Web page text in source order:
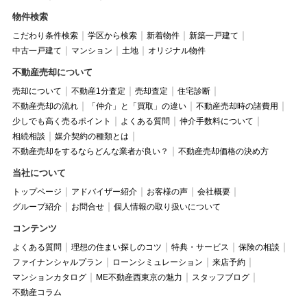
物件検索
こだわり条件検索 学区から検索 新着物件
新築一戸建て
中古一戸建て
マンション 土地 オリジナル物件
不動産売却について
売却について 不動産1分査定 売却査定
住宅診断
不動産売却の流れ
「仲介」と「買取」の違い
不動産売却時の諸費用
少しでも高く売るポイント
よくある質問
仲介手数料について
相続相談
媒介契約の種類とは
不動産売却をするならどんな業者が良い？
不動産売却価格の決め方
当社について
トップページ アドバイザー紹介 お客様の声
会社概要
グループ紹介
お問合せ 個人情報の取り扱いについて
コンテンツ
よくある質問 理想の住まい探しのコツ 特典・サービス
保険の相談
ファイナンシャルプラン
ローンシミュレーション
来店予約
マンションカタログ
ME不動産西東京の魅力
スタッフブログ
不動産コラム